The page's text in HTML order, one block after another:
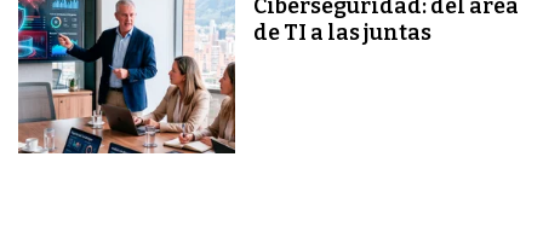
Ciberseguridad: del área
de TI a las juntas